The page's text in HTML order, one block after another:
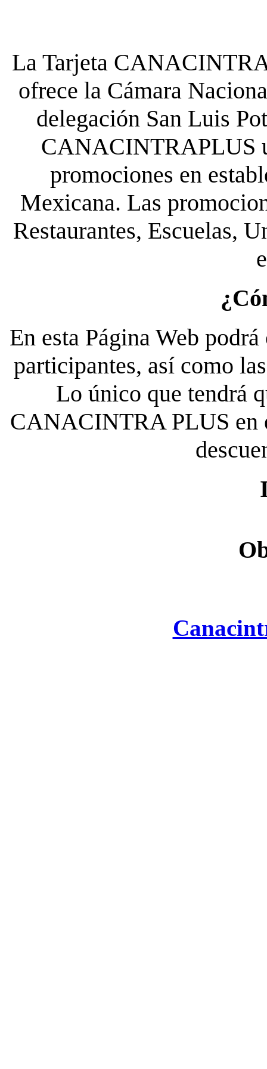
La Tarjeta
ofrece la Cámara
delegación San Luis
CANACINTRAPLUS
promociones en
Mexicana. Las
Restaurantes, Escuelas,
En esta Página Web
participantes, así como
Lo único que tendrá
CANACINTRA PLUS en